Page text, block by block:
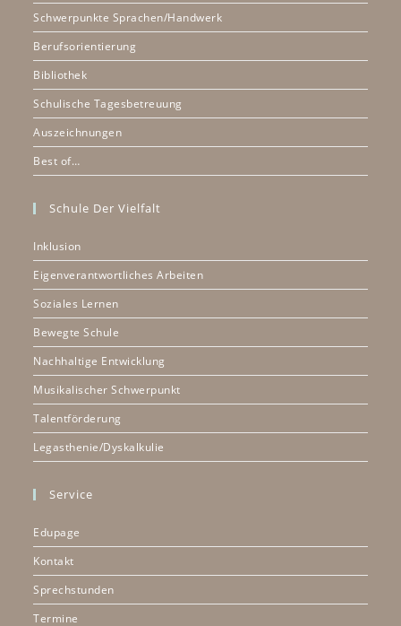
Schwerpunkte Sprachen/Handwerk
Berufsorientierung
Bibliothek
Schulische Tagesbetreuung
Auszeichnungen
Best of…
Schule Der Vielfalt
Inklusion
Eigenverantwortliches Arbeiten
Soziales Lernen
Bewegte Schule
Nachhaltige Entwicklung
Musikalischer Schwerpunkt
Talentförderung
Legasthenie/Dyskalkulie
Service
Edupage
Kontakt
Sprechstunden
Termine